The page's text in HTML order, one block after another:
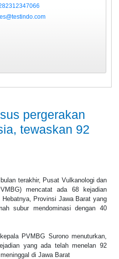
pergerakan
tewaskan 92
terakhir, Pusat Vulkanologi dan
mencatat ada 68 kejadian
Provinsi Jawa Barat yang
subur mendominasi dengan 40
PVMBG Surono menuturkan,
yang ada telah menelan 92
di Jawa Barat